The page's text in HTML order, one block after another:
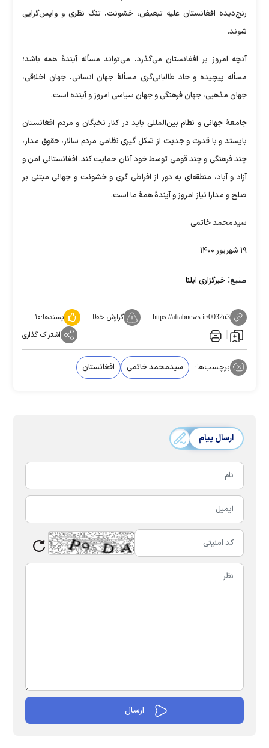
رنج‌دیده افغانستان علیه تبعیض، خشونت، تنگ نظری و واپس‌گرایی
شوند.
آنچه امروز بر افغانستان می‌گذرد، می‌تواند مسأله آیندهٔ همه باشد؛
مسأله پیچیده و حاد طالبانی‌گری مسألهٔ جهان انسانی، جهان اخلاقی،
جهان مذهبی، جهان فرهنگی و جهان سیاسی امروز و آینده است.
جامعهٔ جهانی و نظام بین‌المللی باید در کنار نخبگان و مردم افغانستان
بایستد و با قدرت و جدیت از شکل گیری نظامی مردم سالار، حقوق مدار،
چند فرهنگی و چند قومی توسط خود آنان حمایت کند. افغانستانی امن و
آزاد و آباد، منطقه‌ای به دور از افراطی گری و خشونت و جهانی مبتنی بر
صلح و مدارا نیاز امروز و آیندهٔ همهٔ ما است.
سیدمحمد خاتمی
۱۹ شهریور ۱۴۰۰
منبع: خبرگزاری ایلنا
https://aftabnews.ir/0032u3 گزارش خطا پسندها:۱۰
اشتراک گذاری
برچسب‌ها: سیدمحمد خاتمی افغانستان
ارسال پیام